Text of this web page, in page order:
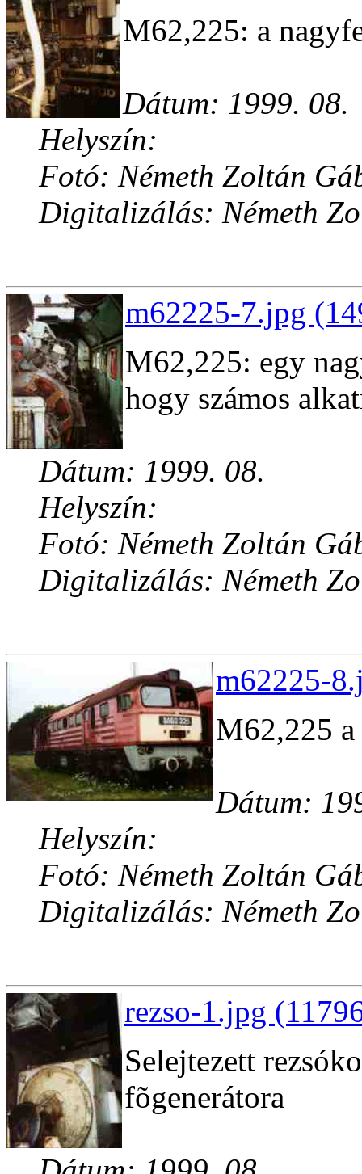
M62,225: a
Dátum: 1999. 08.
Helyszín:
Fotó: Németh Zoltán
Digitalizálás: Németh
m62225-7.jpg
M62,225: egy
hogy számos
Dátum: 1999. 08.
Helyszín:
Fotó: Németh Zoltán
Digitalizálás: Németh
m62225-
M62,225
Dátum:
Helyszín:
Fotó: Németh Zoltán
Digitalizálás: Németh
rezso-1.jpg
Selejtezett
fõgenerátora